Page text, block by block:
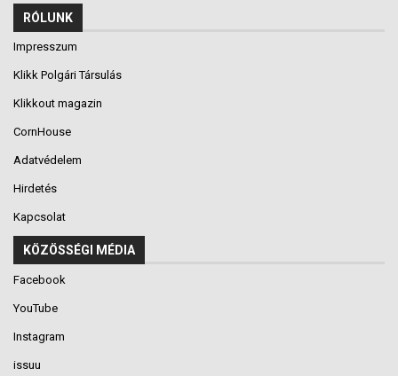
RÓLUNK
Impresszum
Klikk Polgári Társulás
Klikkout magazin
CornHouse
Adatvédelem
Hirdetés
Kapcsolat
KÖZÖSSÉGI MÉDIA
Facebook
YouTube
Instagram
issuu